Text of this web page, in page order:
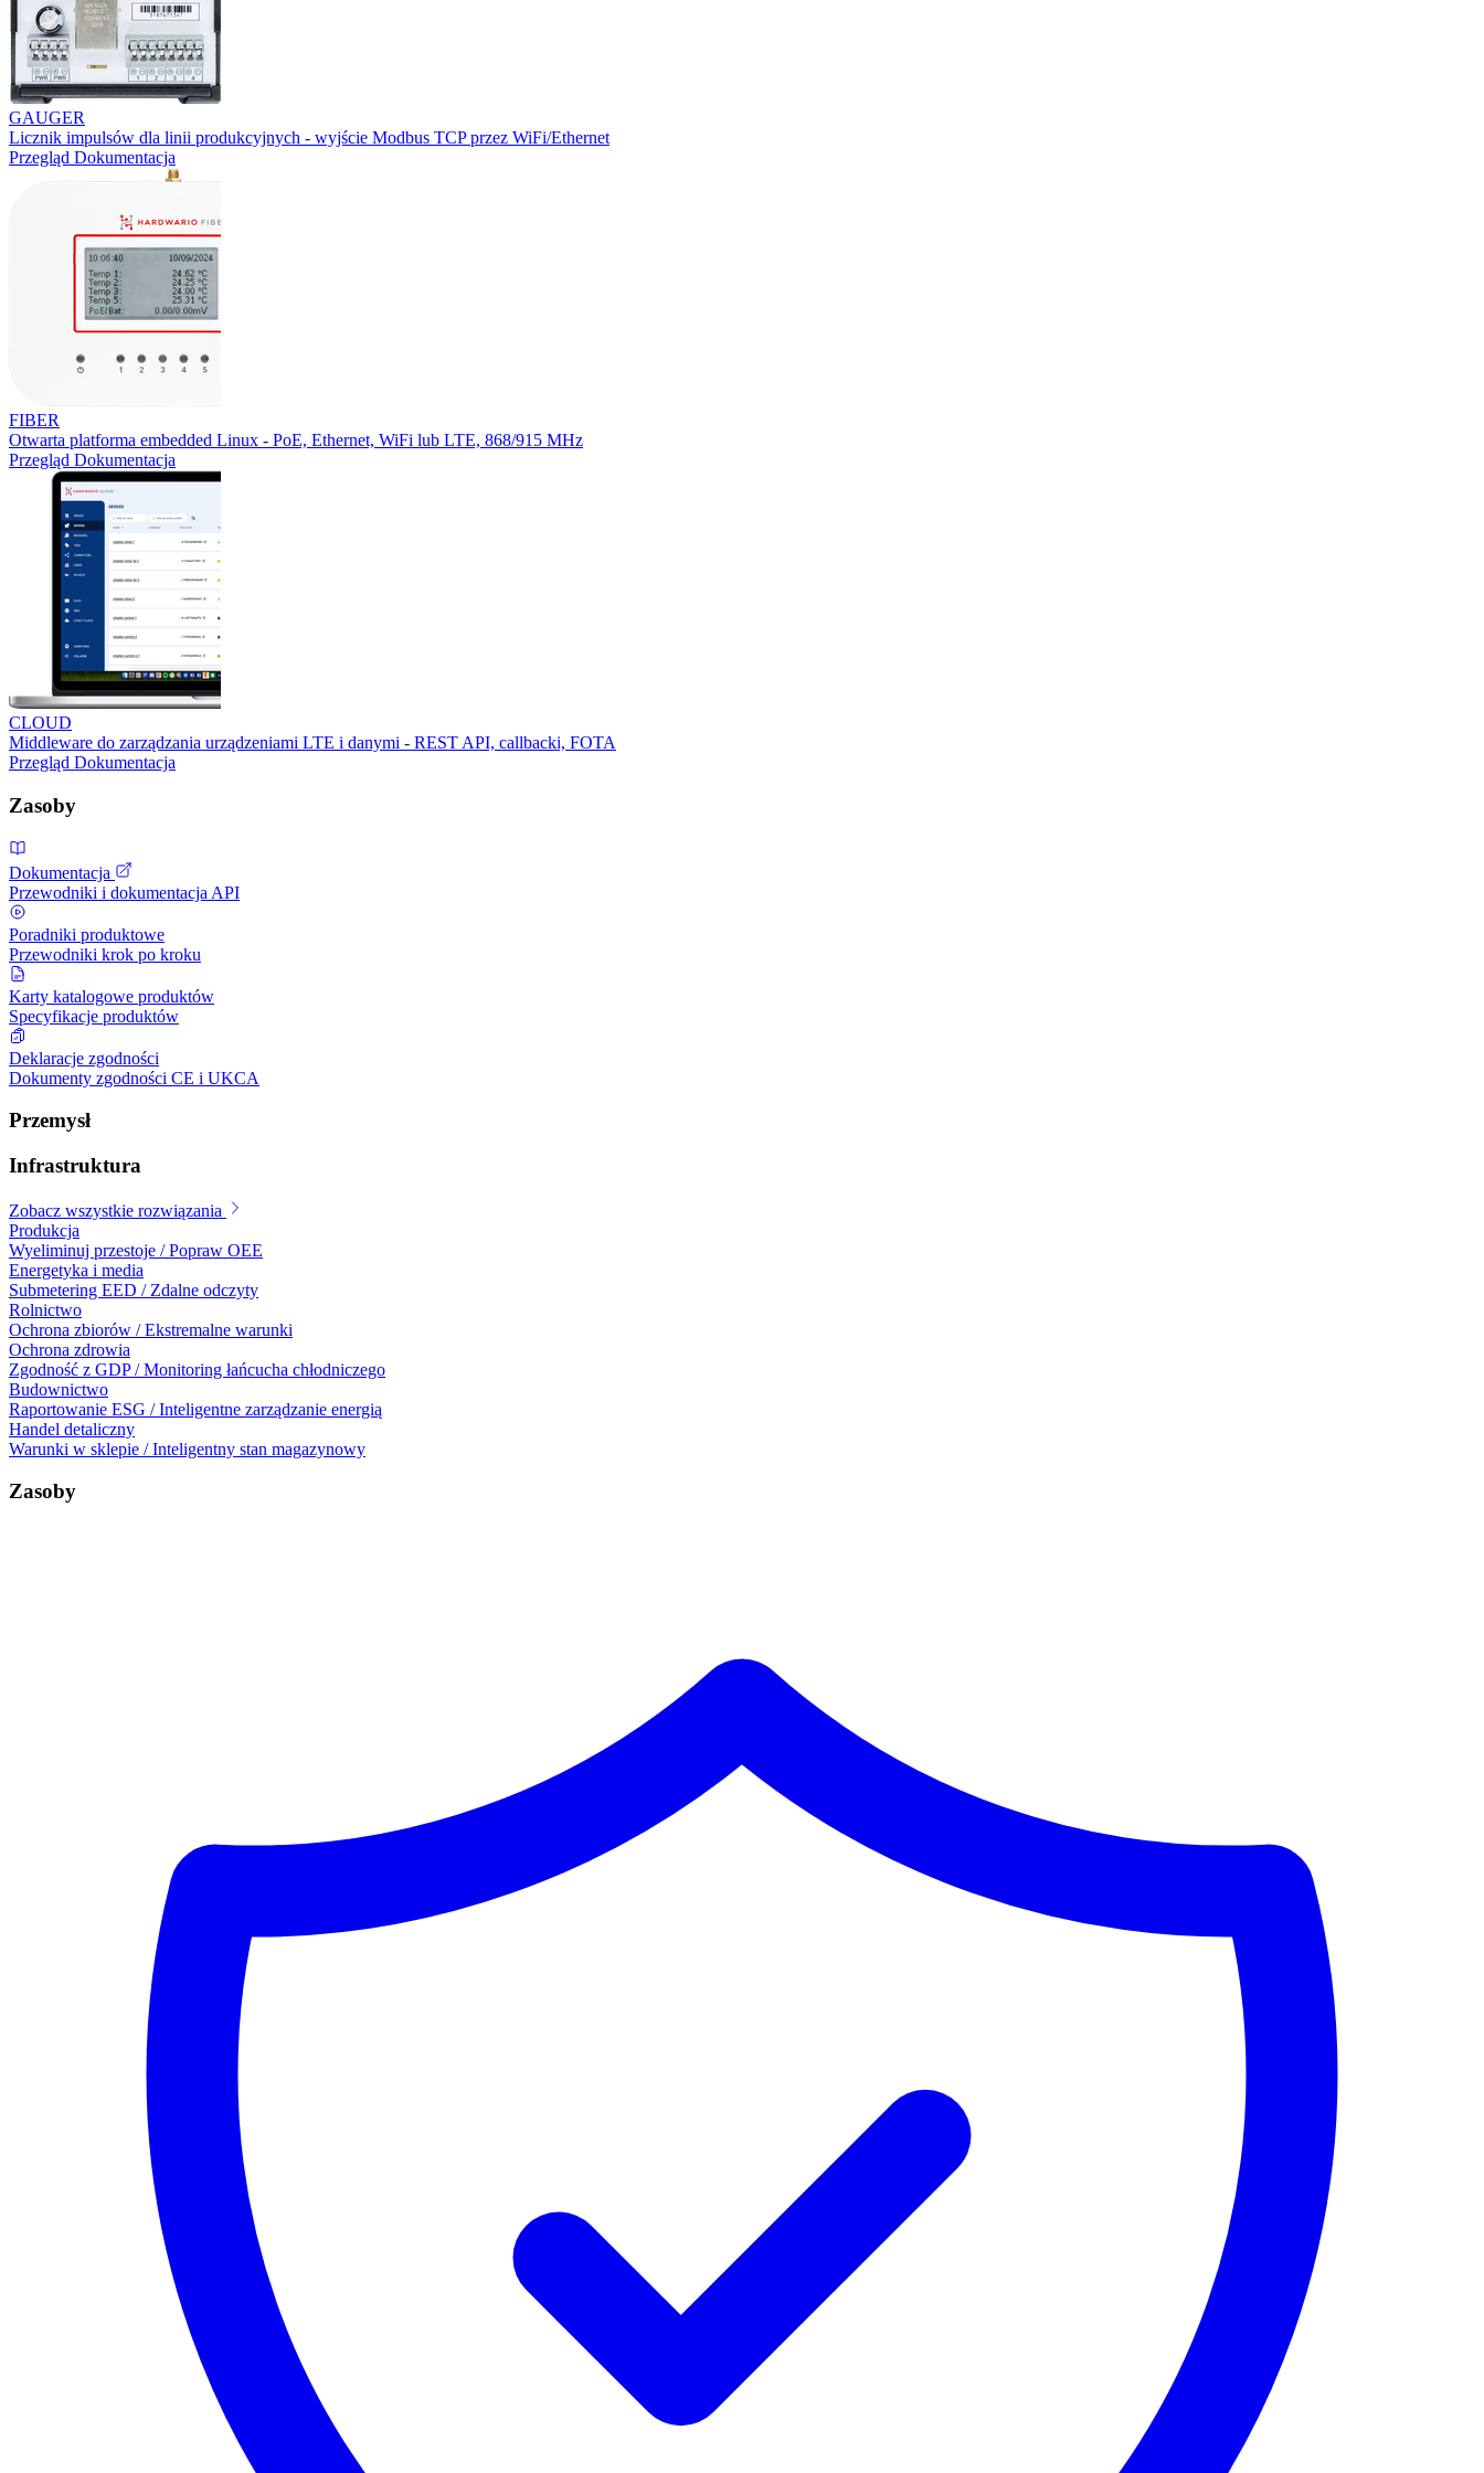
GAUGER
Licznik impulsów dla linii produkcyjnych - wyjście Modbus TCP przez WiFi/Ethernet
Przegląd Dokumentacja
FIBER
Otwarta platforma embedded Linux - PoE, Ethernet, WiFi lub LTE, 868/915 MHz
Przegląd Dokumentacja
CLOUD
Middleware do zarządzania urządzeniami LTE i danymi - REST API, callbacki, FOTA
Przegląd Dokumentacja
Zasoby
Dokumentacja
Przewodniki i dokumentacja API
Poradniki produktowe
Przewodniki krok po kroku
Karty katalogowe produktów
Specyfikacje produktów
Deklaracje zgodności
Dokumenty zgodności CE i UKCA
Przemysł
Infrastruktura
Zobacz wszystkie rozwiązania
Produkcja
Wyeliminuj przestoje / Popraw OEE
Energetyka i media
Submetering EED / Zdalne odczyty
Rolnictwo
Ochrona zbiorów / Ekstremalne warunki
Ochrona zdrowia
Zgodność z GDP / Monitoring łańcucha chłodniczego
Budownictwo
Raportowanie ESG / Inteligentne zarządzanie energią
Handel detaliczny
Warunki w sklepie / Inteligentny stan magazynowy
Zasoby